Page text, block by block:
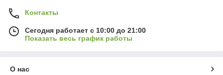
Контакты
Сегодня работает с 10:00 до 21:00
Показать весь график работы
О нас